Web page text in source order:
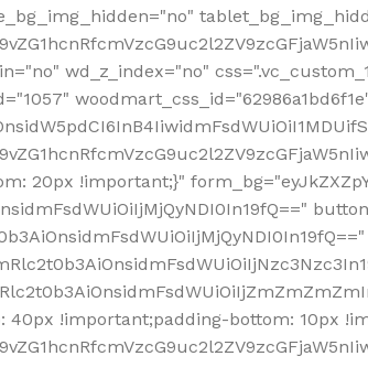
wd_z_index="no"
20px !important;}"
40px !important;padding-bottom: 10px